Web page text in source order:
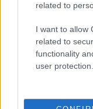
related to
I want to allow
related to
functionality
user protection.
Mario
Paolo